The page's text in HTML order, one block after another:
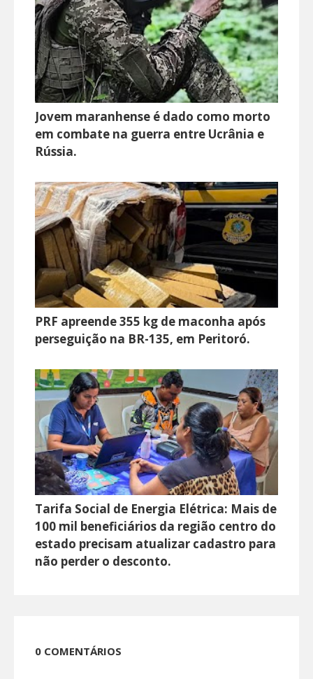
Jovem maranhense é dado como morto
em combate na guerra entre Ucrânia e
Rússia.
PRF apreende 355 kg de maconha após
perseguição na BR-135, em Peritoró.
Tarifa Social de Energia Elétrica: Mais de
100 mil beneficiários da região centro do
estado precisam atualizar cadastro para
não perder o desconto.
0 COMENTÁRIOS